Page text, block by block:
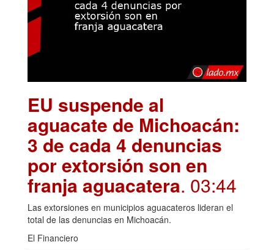
EU suspende al
aguacate de Michoacán:
3 de cada 4 denuncias
por extorsión son en
franja aguacatera. 03:44
Las extorsiones en municipios aguacateros lideran el
total de las denuncias en Michoacán.
El Financiero